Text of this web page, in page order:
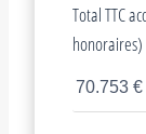
Total TTC
honoraires)